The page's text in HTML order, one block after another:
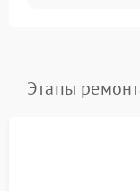
Этапы